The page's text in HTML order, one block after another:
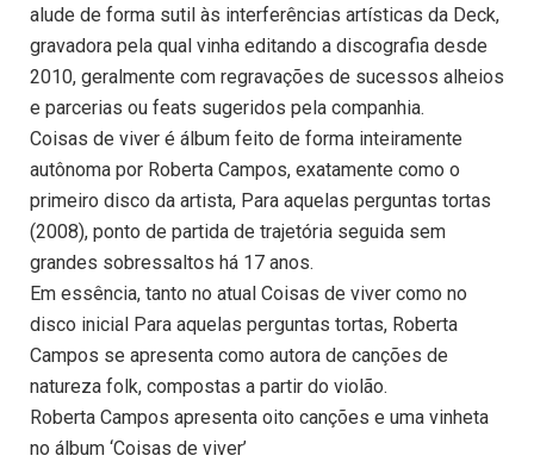
alude de forma sutil às interferências artísticas da Deck,
gravadora pela qual vinha editando a discografia desde
2010, geralmente com regravações de sucessos alheios
e parcerias ou feats sugeridos pela companhia.
Coisas de viver é álbum feito de forma inteiramente
autônoma por Roberta Campos, exatamente como o
primeiro disco da artista, Para aquelas perguntas tortas
(2008), ponto de partida de trajetória seguida sem
grandes sobressaltos há 17 anos.
Em essência, tanto no atual Coisas de viver como no
disco inicial Para aquelas perguntas tortas, Roberta
Campos se apresenta como autora de canções de
natureza folk, compostas a partir do violão.
Roberta Campos apresenta oito canções e uma vinheta
no álbum ‘Coisas de viver’